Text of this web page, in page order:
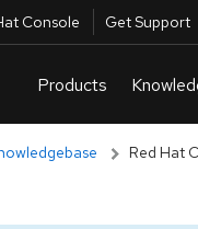
Console Get Support
Red Hat